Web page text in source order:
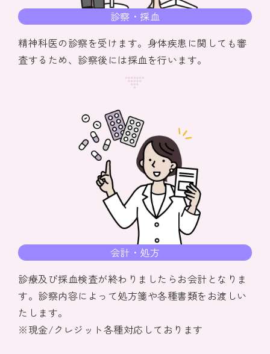
診察・採血
精神科医の診察を受けます。身体疾患に関しても審
査するため、診察後には採血を行います。
会計・処方
診療及び採血検査が終わりましたらお会計となりま
す。診察内容によって処方箋や各種書類をお渡しい
たします。
※現金/クレジット各種対応しております